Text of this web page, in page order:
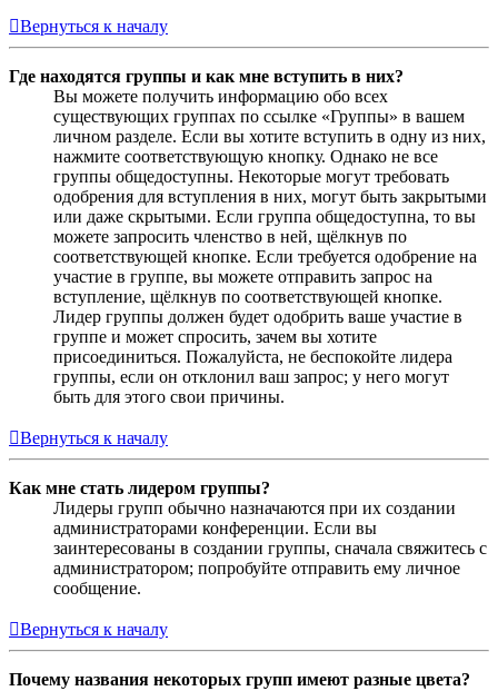
Вернуться к началу
Где находятся группы и как мне вступить в них?
Вы можете получить информацию обо всех
существующих группах по ссылке «Группы» в вашем
личном разделе. Если вы хотите вступить в одну из них,
нажмите соответствующую кнопку. Однако не все
группы общедоступны. Некоторые могут требовать
одобрения для вступления в них, могут быть закрытыми
или даже скрытыми. Если группа общедоступна, то вы
можете запросить членство в ней, щёлкнув по
соответствующей кнопке. Если требуется одобрение на
участие в группе, вы можете отправить запрос на
вступление, щёлкнув по соответствующей кнопке.
Лидер группы должен будет одобрить ваше участие в
группе и может спросить, зачем вы хотите
присоединиться. Пожалуйста, не беспокойте лидера
группы, если он отклонил ваш запрос; у него могут
быть для этого свои причины.
Вернуться к началу
Как мне стать лидером группы?
Лидеры групп обычно назначаются при их создании
администраторами конференции. Если вы
заинтересованы в создании группы, сначала свяжитесь с
администратором; попробуйте отправить ему личное
сообщение.
Вернуться к началу
Почему названия некоторых групп имеют разные цвета?